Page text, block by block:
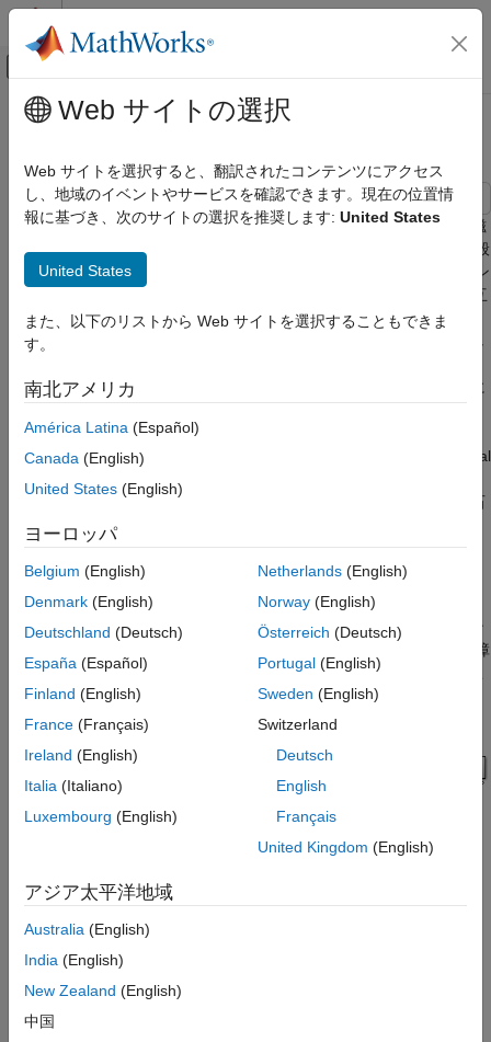
コンテンツへスキップ
オフキャンバス ナビゲーション メ
ドキュメンテーションのホーム
Simscape Electrical
用途
電気駆動装置
故障した PMSM のモデル化
項目一覧
磁気ドメインの SPMSM サブシステムを開く
参照モデルに照らした結果の検証
開放故障の設定
地絡故障の設定
磁石強度低下による故障の設定
メインコンテンツ
故障した PMSM のモデル化
この例では、Simscape™ Electrical™ を使用して故障した永久磁
石同期モーター (PMSM) をモデル化する方法を説明します。一般
的に、PMSM をモデル化するときには、各巻線を、関連するイン
ダクタンス、誘起逆起電力 (EMF)、および隣接する巻線との相互
誘導結合をもつ単一のエンティティとして表すことができます。
しかし、巻線が故障した場合、単一エンティティの仮定が破綻し
のレベルでモーターをモデル化する必要があります。このために
この例では、巻線と回転子のエア ギャップに Simscape Electrical
ルを作成する方法を説明します。また、巻線と回転子の永久磁石
の故障を発生させて、その影響を評価する方法も説明します。
モデルを開く
モデルの最上位で、標準ライブラリの PMSM ブロックと、表面
磁石型永久磁石同期機 (SPMSM) を表すカスタムの磁気ドメイン
サブシステムを比較します。次に、磁気ドメイン モデルを非故障
状態のケースで検証してから、さまざまな故障時動作を調べるこ
とができます。
磁気ドメインの SPMSM サブシステムを開く
Web サイトの選択
Web サイトを選択すると、翻訳されたコンテンツにアクセス
し、地域のイベントやサービスを確認できます。現在の位置情
報に基づき、次のサイトの選択を推奨します: United States
United States
また、以下のリストから Web サイトを選択することもできま
す。
南北アメリカ
América Latina (Español)
Canada (English)
United States (English)
ヨーロッパ
Belgium (English)
Denmark (English)
Deutschland (Deutsch)
España (Español)
Finland (English)
France (Français)
Ireland (English)
Italia (Italiano)
Luxembourg (English)
Netherlands(English)
Norway(English)
Österreich (Deutsch)
Portugal(English)
Sweden (English)
Switzerland
Deutsch
English
Français
United Kingdom (English)
アジア太平洋地域
Australia (English)
India (English)
New Zealand (English)
中国